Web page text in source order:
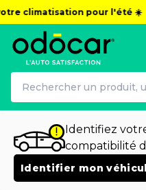
climatisation pour l'été ☀️
Identifiez
compatibilité
Identifier mon